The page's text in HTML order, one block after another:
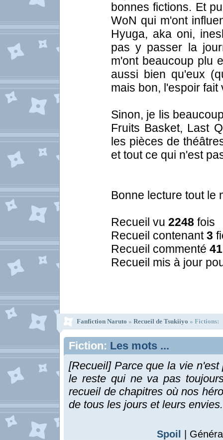
bonnes fictions. Et
WoN qui m'ont
Hyuga, aka oni,
pas y passer la
m'ont beaucoup plu
aussi bien qu'eux
mais bon, l'espoir
Sinon, je lis
Fruits Basket, Last
les pièces de
et tout ce qui n'est
Bonne lecture tout le
Recueil vu 2248 fois
Recueil contenant3
Recueil commenté 41
Recueil mis à jour
Fanfiction Naruto » Recueil de Tsukiiyo » Fictions:
Fiction: Les mots ...
[Recueil] Parce que la vie
le reste qui ne va pas
recueil de chapitres où nos
de tous les jours et leurs envies.
Spoil |